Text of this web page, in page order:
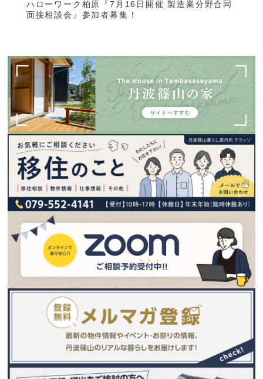
ハローワーク柏原『7月16日開催 製造業分野合同
面接相談会』参加者募集！